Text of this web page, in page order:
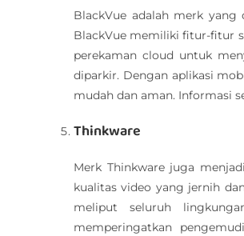
BlackVue adalah merk
BlackVue memiliki fitur-fitur
perekaman cloud untuk
diparkir. Dengan aplikasi
mudah dan aman. Informasi
Thinkware
Merk Thinkware juga
kualitas video yang jernih
meliput seluruh
memperingatkan